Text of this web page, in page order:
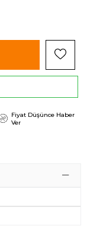
Fiyat Düşünce Haber
Ver